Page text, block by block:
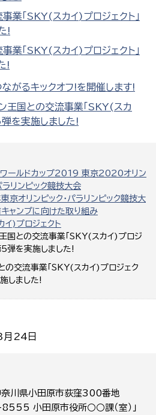
ワールドカップ2019 東京2020オリン
ラリンピック競技大会
京オリンピック・パラリンピック競技大
ャンプに向けた取り組み
イ)プロジェクト
国との交流事業「SKY(スカイ)プロジ
5弾を実施しました!
の交流事業「SKY(スカイ)プロジェク
しました!
月24日
業「SKY(スカイ)プロジェクト」
!
業「SKY(スカイ)プロジェクト」
!
ながるキックオフ!を開催します!
ン王国との交流事業「SKY(スカ
弾を実施しました!
川県小田原市荻窪300番地
小田原市役所○○課（室）」